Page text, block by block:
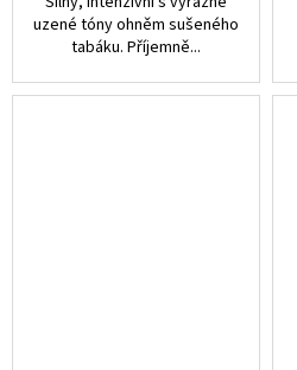
uzené tóny ohněm sušeného
tabáku. Příjemně...